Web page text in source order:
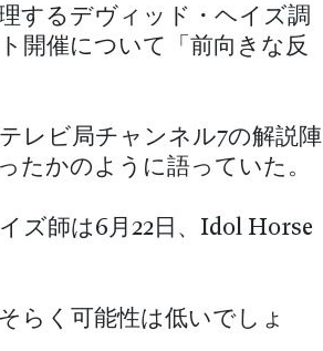
するデヴィッド・ヘイズ調
開催について「前向きな反
レビ局チャンネル7の解説陣
たかのように語っていた。
ズ師は6月22日、Idol Horse
らく可能性は低いでしょ